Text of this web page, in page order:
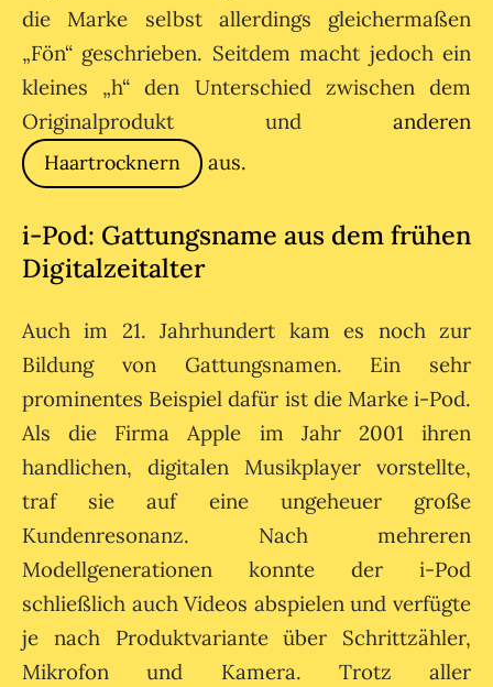
die Marke selbst allerdings gleichermaßen
„Fön“ geschrieben. Seitdem macht jedoch ein
kleines „h“ den Unterschied zwischen dem
Originalprodukt und anderen
Haartrocknern aus.
i-Pod: Gattungsname aus dem frühen
Digitalzeitalter
Auch im 21. Jahrhundert kam es noch zur
Bildung von Gattungsnamen. Ein sehr
prominentes Beispiel dafür ist die Marke i-Pod.
Als die Firma Apple im Jahr 2001 ihren
handlichen, digitalen Musikplayer vorstellte,
traf sie auf eine ungeheuer große
Kundenresonanz. Nach mehreren
Modellgenerationen konnte der i-Pod
schließlich auch Videos abspielen und verfügte
je nach Produktvariante über Schrittzähler,
Mikrofon und Kamera. Trotz aller